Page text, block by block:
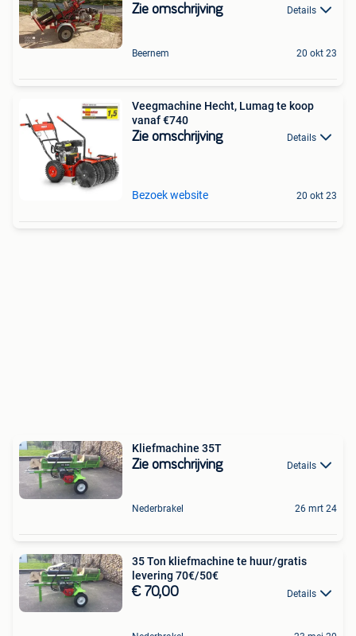
Zie omschrijving Details
Beernem 20 okt 23
Veegmachine Hecht, Lumag te koop
vanaf €740
Zie omschrijving Details
Bezoek website 20 okt 23
Kliefmachine 35T
Zie omschrijving Details
Nederbrakel 26 mrt 24
35 Ton kliefmachine te huur/gratis
levering 70€/50€
€ 70,00 Details